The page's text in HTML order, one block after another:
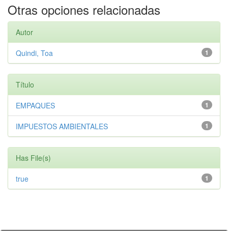
Otras opciones relacionadas
Autor
1
Quindi, Toa
Título
1
EMPAQUES
1
IMPUESTOS AMBIENTALES
Has File(s)
1
true